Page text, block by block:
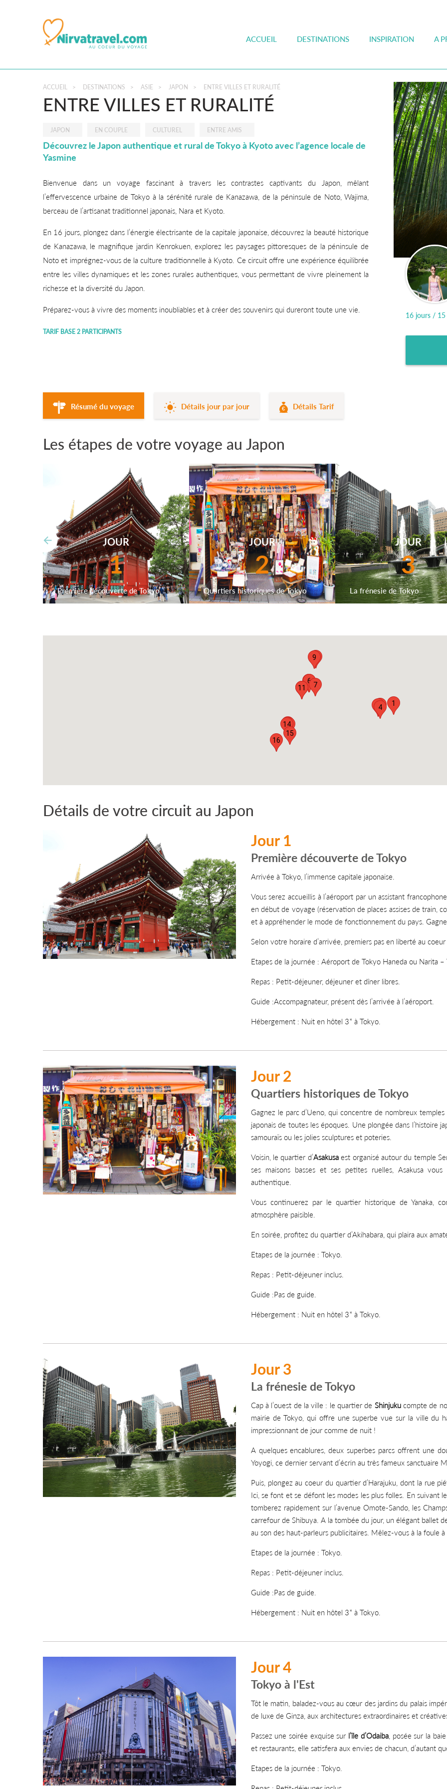
ACCUEIL DESTINATIONS INSPIRATION A
ACCUEIL > DESTINATIONS > ASIE > JAPON > ENTRE VILLES ET RURALITÉ
ENTRE VILLES ET RURALITÉ
JAPON EN COUPLE CULTUREL ENTRE AMIS
Découvrez le Japon authentique et rural de Tokyo à Kyoto avec l’agence locale de
Yasmine
Bienvenue dans un voyage fascinant à travers les contrastes captivants du Japon, mêlant
l’effervescence urbaine de Tokyo à la sérénité rurale de Kanazawa, de la péninsule de Noto, Wajima,
berceau de l’artisanat traditionnel japonais, Nara et Kyoto.
En 16 jours, plongez dans l’énergie électrisante de la capitale japonaise, découvrez la beauté historique
de Kanazawa, le magnifique jardin Kenrokuen, explorez les paysages pittoresques de la péninsule de
Noto et imprégnez-vous de la culture traditionnelle à Kyoto. Ce circuit offre une expérience équilibrée
entre les villes dynamiques et les zones rurales authentiques, vous permettant de vivre pleinement la
richesse et la diversité du Japon.
Préparez-vous à vivre des moments inoubliables et à créer des souvenirs qui dureront toute une vie.
TARIF BASE 2 PARTICIPANTS
16 jours / 15
Résumé du voyage Détails jour par jour Détails Tarif
Les étapes de votre voyage au Japon
JOUR
1
Première découverte de Tokyo
JOUR
2
Quartiers historiques de Tokyo
JOUR
3
La frénesie de Tokyo
1
2
34
5
6 7
8
9
10
11
12
13
14
15
16
Détails de votre circuit au Japon
Jour 1
Première découverte de Tokyo
Arrivée à Tokyo, l’immense capitale japonaise.
Vous serez accueillis à l’aéroport par un assistant
en début de voyage (réservation de places assises de train,
et à appréhender le mode de fonctionnement du pays.
Selon votre horaire d’arrivée, premiers pas en liberté au
Etapes de la journée : Aéroport de Tokyo Haneda ou Narita –
Repas : Petit-déjeuner, déjeuner et dîner libres.
Guide :Accompagnateur, présent dès l’arrivée à l’aéroport.
Hébergement : Nuit en hôtel 3* à Tokyo.
Jour 2
Quartiers historiques de Tokyo
Gagnez le parc d’Ueno, qui concentre de nombreux
japonais de toutes les époques. Une plongée dans l’histoire
samouraïs ou les jolies sculptures et poteries.
Voisin, le quartier d’Asakusaest organisé autour du temple
ses maisons basses et ses petites ruelles, Asakusa
authentique.
Vous continuerez par le quartier historique de Yanaka,
atmosphère paisible.
En soirée, profitez du quartier d’Akihabara, qui plaira aux
Etapes de la journée : Tokyo.
Repas : Petit-déjeuner inclus.
Guide :Pas de guide.
Hébergement : Nuit en hôtel 3* à Tokyo.
Jour 3
La frénesie de Tokyo
Cap à l’ouest de la ville : le quartier de Shinjukucompte de
mairie de Tokyo, qui offre une superbe vue sur la ville du
impressionnant de jour comme de nuit !
A quelques encablures, deux superbes parcs offrent une
Yoyogi, ce dernier servant d’écrin au très fameux sanctuaire
Puis, plongez au coeur du quartier d’Harajuku, dont la rue
Ici, se font et se défont les modes les plus folles. En suivant
tomberez rapidement sur l’avenue Omote-Sando, les
carrefour de Shibuya. A la tombée du jour, un élégant ballet
au son des haut-parleurs publicitaires. Mêlez-vous à la foule
Etapes de la journée : Tokyo.
Repas : Petit-déjeuner inclus.
Guide :Pas de guide.
Hébergement : Nuit en hôtel 3* à Tokyo.
Jour 4
Tokyo à l'Est
Tôt le matin, baladez-vous au cœur des jardins du palais
de luxe de Ginza, aux architectures extraordinaires et
Passez une soirée exquise sur l’île d’Odaiba, posée sur la
et restaurants, elle satisfera aux envies de chacun, d’autant
Etapes de la journée : Tokyo.